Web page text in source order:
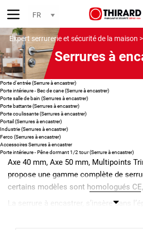
Expert serrurerie et sécurité de la maison >
Serrures à
Porte d'entrée (Serrure à encastrer)
Porte intérieure - Bec de cane (Serrure à encastrer)
Porte salle de bain (Serrures à encastrer)
Porte battante (Serrures à encastrer)
Porte coulissante (Serrures à encastrer)
Portail (Serrures à encastrer)
Industrie (Serrures à encastrer)
Ferco (Serrures à encastrer)
Accessoires Serrures à encastrer
Porte intérieure - Pêne dormant 1/2 tour (Serrure à encastrer)
Axe 40 mm, Axe 50 mm, Multipoints
propose une gamme complète de
certains modèles sont homologués
La serrure à encastrer, s’insère dans
puisqu’il est possible d’y adapter